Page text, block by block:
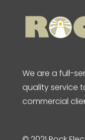
We are a full-
quality service
commercial